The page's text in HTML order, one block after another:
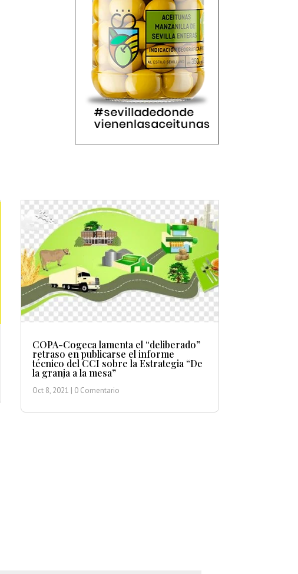
COPA-Cogeca lamenta el “deliberado”
retraso en publicarse el informe
técnico del CCI sobre la Estrategia “De
la granja a la mesa”
Oct 8, 2021 | 0 Comentario